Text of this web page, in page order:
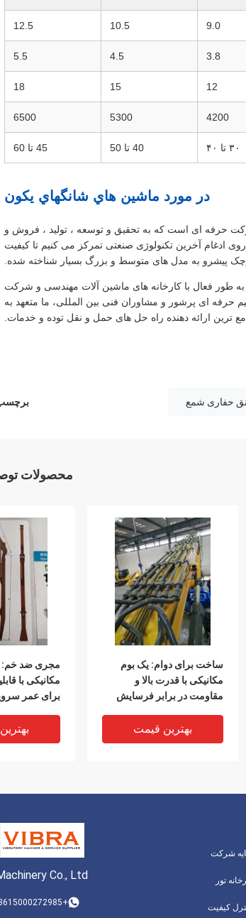
9.0
10.5
12.5
3.8
4.5
5.5
12
15
18
4200
5300
6500
۳۰ تا ۴۰ 40 تا 50 45 تا 60
در مورد ماشين هاي شانگهاي يکون
که در سال 2014 تاسیس شد ، یک شرکت حرفه ای است که به تحقیق و توسعه ، تولید ، فروش و
ادغام آخرین تکنولوژی صنعتی تمرکز می کنیم تا کیفیت
پیشرو به مدل های متوسط و بزرگ بسیار شناخته شده.
به طور فعال با کارخانه های ماشین آلات مهندسی و شرکت
ای پرشور و مشاوران فنی بین المللی، ما متعهد به
ترین ارائه دهنده راه حل های حمل و نقل توده و خدمات.
حفاری شمع
محصولات
مجری ضد خم:
مکانیکی با
برای عمر
ساخت برای دوام: یک بوم
مکانیکی با قدرت بالا و
مقاومت در برابر فرسایش
بهترین قیمت
Co., Ltd.
+8615000272985
شرکت
تور
کیفیت